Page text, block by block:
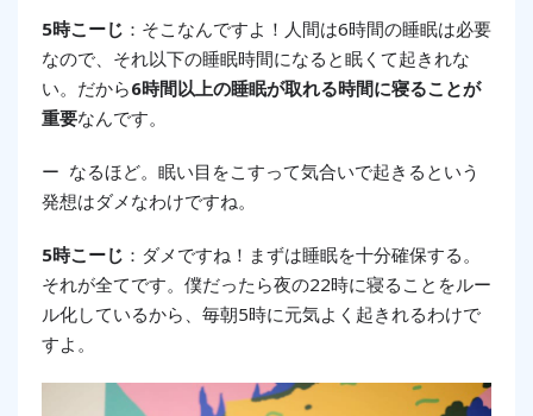
5時こーじ ：そこなんですよ！人間は6時間の睡眠は必要
なので、それ以下の睡眠時間になると眠くて起きれな
い。だから6時間以上の睡眠が取れる時間に寝ることが
重要なんです。
ー なるほど。眠い目をこすって気合いで起きるという
発想はダメなわけですね。
5時こーじ ：ダメですね！まずは睡眠を十分確保する。
それが全てです。僕だったら夜の22時に寝ることをルー
ル化しているから、毎朝5時に元気よく起きれるわけで
すよ。